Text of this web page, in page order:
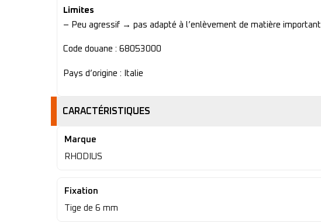
Limites
– Peu agressif → pas adapté à l’enlèvement de matière important.
Code douane : 68053000
Pays d’origine : Italie
CARACTÉRISTIQUES
Marque
RHODIUS
Fixation
Tige de 6 mm